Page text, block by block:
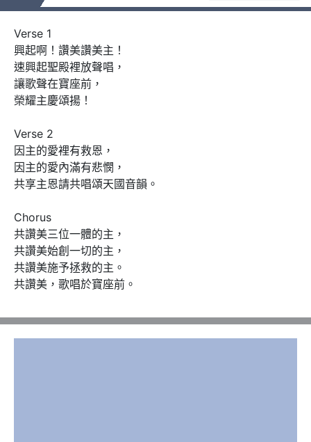
Verse 1
興起啊！讚美讚美主！
速興起聖殿裡放聲唱，
讓歌聲在寶座前，
榮耀主慶頌揚！
Verse 2
因主的愛裡有救恩，
因主的愛內滿有悲憫，
共享主恩請共唱頌天國音韻。
Chorus
共讚美三位一體的主，
共讚美始創一切的主，
共讚美施予拯救的主。
共讚美，歌唱於寶座前。